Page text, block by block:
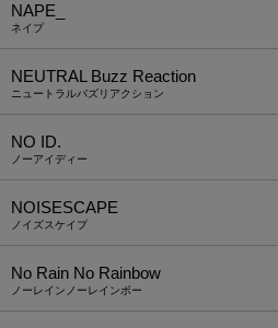
NAPE_
ネイプ
NEUTRAL Buzz Reaction
ニュートラルバズリアクション
NO ID.
ノーアイディー
NOISESCAPE
ノイズスケイプ
No Rain No Rainbow
ノーレインノーレインボー